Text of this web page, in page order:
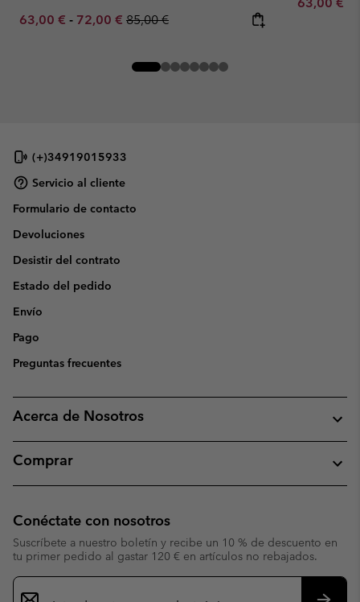
Minimum sale price:
63,00 € - Maximum sale price:
72,00 € Regular price:
85,00 €
63,00 €
(+)34919015933
Servicio al cliente
Formulario de contacto
Devoluciones
Desistir del contrato
Estado del pedido
Envío
Pago
Preguntas frecuentes
Acerca de Nosotros
Comprar
Conéctate con nosotros
Suscríbete a nuestro boletín y recibe un 10 % de descuento en
tu primer pedido al gastar 120 € en artículos no rebajados.
Suscripción